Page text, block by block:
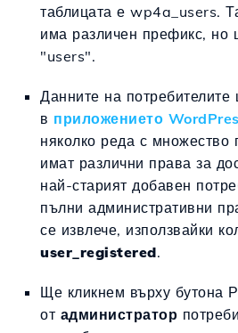
таблицата е wp4a_users.
има различен префикс, но
"users".
Данните на
в приложението
няколко реда с множество
имат различни права за
най-старият добавен
пълни административни
се извлече, използвайки
user_registered.
Ще кликнем върху бутона
от администратор